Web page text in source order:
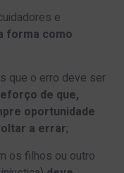
e
forma como
que o erro deve ser
de que,
oportunidade
a errar;
os filhos ou outro